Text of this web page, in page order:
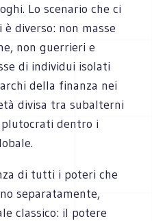
Lo scenario che ci
diverso: non masse
non guerrieri e
di individui isolati
della finanza nei
divisa tra subalterni
dentro i
di tutti i poteri che
separatamente,
classico: il potere